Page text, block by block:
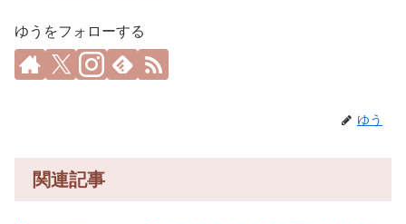
ゆうをフォローする
ゆう
関連記事